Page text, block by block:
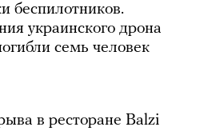
беспилотников.
украинского дрона
семь человек
в ресторане Balzi